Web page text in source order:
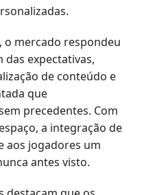
o mercado respondeu
das expectativas,
de conteúdo e
que
precedentes. Com
a integração de
aos jogadores um
antes visto.